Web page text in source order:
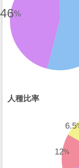
46%
人種比率
12%
6.5